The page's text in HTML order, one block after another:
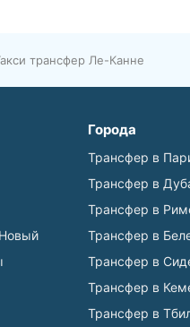
трансфер Ле-Канне
Города
Трансфер в
Трансфер в
Трансфер в
Трансфер в
Трансфер в
Трансфер в
Трансфер в